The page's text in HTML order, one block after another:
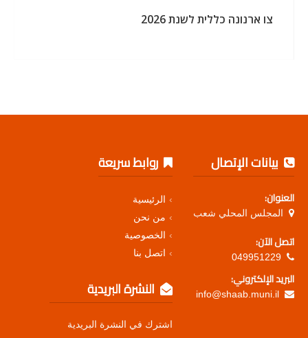
צו ארנונה כללית לשנת 2026
بيانات الإتصال
العنوان:
المجلس المحلي شعب
اتصل الآن:
049951229
البريد الإلكتروني:
info@shaab.muni.il
روابط سريعة
الرئيسية
من نحن
الخصوصية
اتصل بنا
النشرة البريدية
اشترك في النشرة البريدية